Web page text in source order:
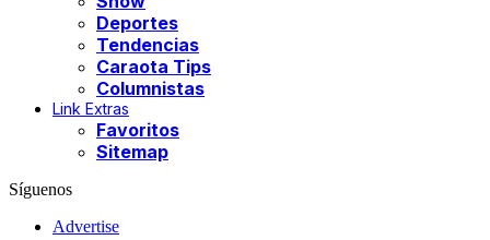
Deportes
Tendencias
Caraota Tips
Columnistas
Link Extras
Favoritos
Sitemap
Síguenos
Advertise